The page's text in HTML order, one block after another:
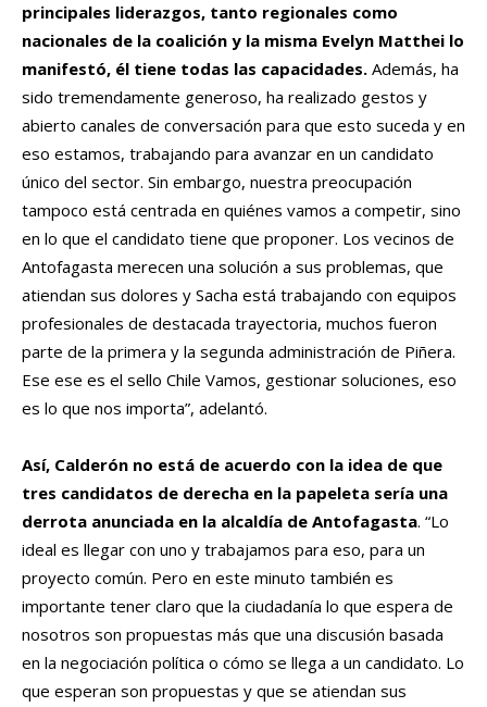
principales liderazgos, tanto regionales como
nacionales de la coalición y la misma Evelyn Matthei lo
manifestó, él tiene todas las capacidades. Además, ha
sido tremendamente generoso, ha realizado gestos y
abierto canales de conversación para que esto suceda y en
eso estamos, trabajando para avanzar en un candidato
único del sector. Sin embargo, nuestra preocupación
tampoco está centrada en quiénes vamos a competir, sino
en lo que el candidato tiene que proponer. Los vecinos de
Antofagasta merecen una solución a sus problemas, que
atiendan sus dolores y Sacha está trabajando con equipos
profesionales de destacada trayectoria, muchos fueron
parte de la primera y la segunda administración de Piñera.
Ese ese es el sello Chile Vamos, gestionar soluciones, eso
es lo que nos importa”, adelantó.
Así, Calderón no está de acuerdo con la idea de que
tres candidatos de derecha en la papeleta sería una
derrota anunciada en la alcaldía de Antofagasta. “Lo
ideal es llegar con uno y trabajamos para eso, para un
proyecto común. Pero en este minuto también es
importante tener claro que la ciudadanía lo que espera de
nosotros son propuestas más que una discusión basada
en la negociación política o cómo se llega a un candidato. Lo
que esperan son propuestas y que se atiendan sus